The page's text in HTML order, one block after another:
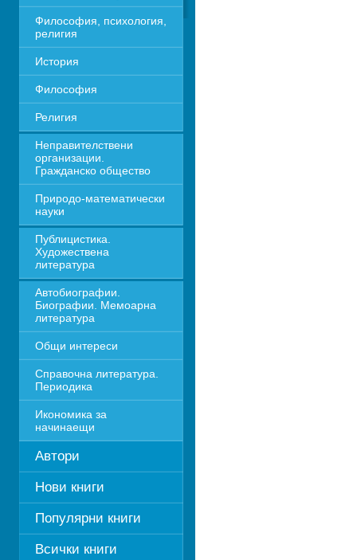
Философия, психология,
религия
История
Философия
Религия
Неправителствени
организации.
Гражданско общество
Природо-математически
науки
Публицистика.
Художествена
литература
Автобиографии.
Биографии. Мемоарна
литература
Общи интереси
Справочна литература.
Периодика
Икономика за
начинаещи
Автори
Нови книги
Популярни книги
Всички книги